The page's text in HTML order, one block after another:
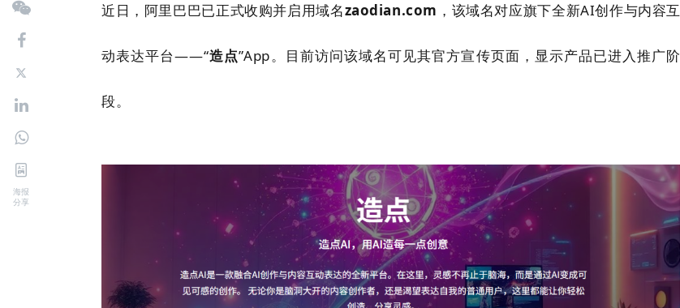
海报
分享
近日，阿里巴巴已正式收购并启用域名zaodian.com ，该域名对应旗下全新AI创作与内容互
动表达平台——“造点”App。目前访问该域名可见其官方宣传页面，显示产品已进入推广阶
段。